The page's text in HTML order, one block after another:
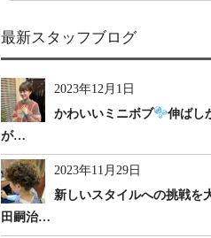
最新スタッフブログ
2023年12月1日
かわいいミニボブ
伸ばし
が…
2023年11月29日
新しいスタイルへの挑戦を
田嗣治…